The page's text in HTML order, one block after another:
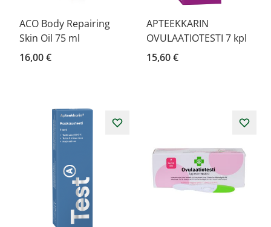
ACO Body Repairing
Skin Oil 75 ml
16,00 €
APTEEKKARIN
OVULAATIOTESTI 7 kpl
15,60 €